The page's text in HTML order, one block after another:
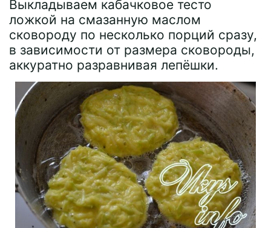
Выкладываем кабачковое тесто
ложкой на смазанную маслом
сковороду по несколько порций сразу,
в зависимости от размера сковороды,
аккуратно разравнивая лепёшки.